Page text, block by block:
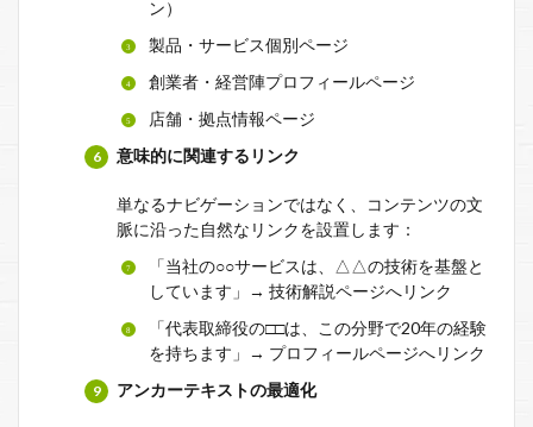
ン）
製品・サービス個別ページ
創業者・経営陣プロフィールページ
店舗・拠点情報ページ
意味的に関連するリンク
単なるナビゲーションではなく、コンテンツの文
脈に沿った自然なリンクを設置します：
「当社の○○サービスは、△△の技術を基盤と
しています」→ 技術解説ページへリンク
「代表取締役の□□は、この分野で20年の経験
を持ちます」→ プロフィールページへリンク
アンカーテキストの最適化